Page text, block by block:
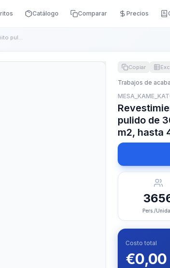
Catálogo Comparar Precios
Revestimiento de columnas con losas de granito pulido de 30 ...
Copiar
Trabajos de
pulido de
m2, hasta
Pers./
Costo total
€0,00